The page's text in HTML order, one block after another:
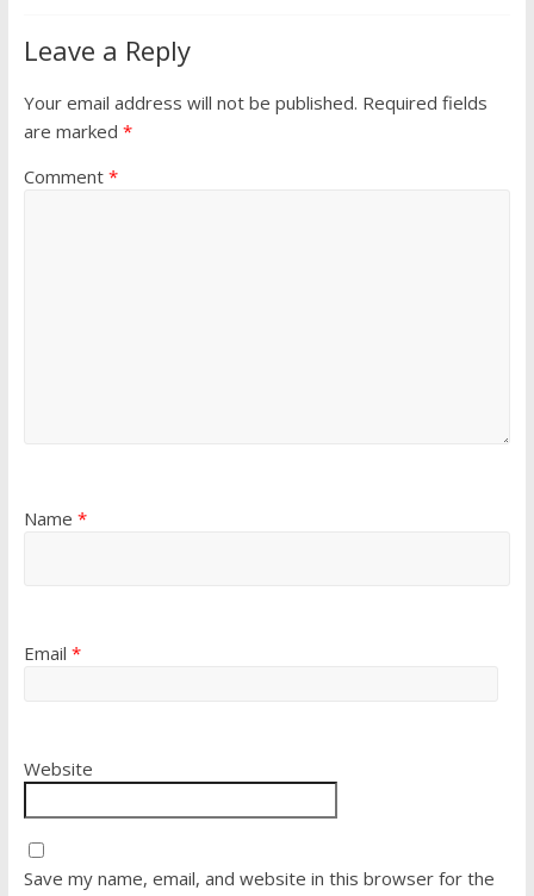
Leave a Reply
Your email address will not be published. Required fields
are marked *
Comment *
Name *
Email *
Website
Save my name, email, and website in this browser for the